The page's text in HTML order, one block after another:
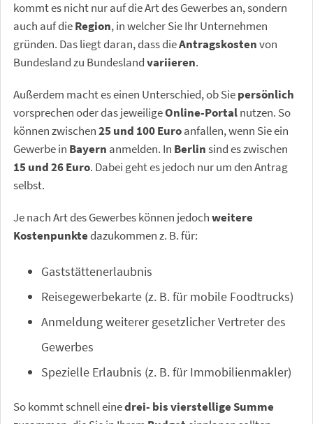
kommt es nicht nur auf die Art des Gewerbes an, sondern
auch auf dieRegion, in welcher Sie Ihr Unternehmen
gründen. Das liegt daran, dass dieAntragskostenvon
Bundesland zu Bundeslandvariieren.
Außerdem macht es einen Unterschied, ob Siepersönlich
vorsprechen oder das jeweiligeOnline-Portalnutzen. So
können zwischen25 und 100 Euroanfallen, wenn Sie ein
Gewerbe in Bayern anmelden. In Berlinsind es zwischen
15 und 26 Euro. Dabei geht es jedoch nur um den Antrag
selbst.
Je nach Art des Gewerbes können jedochweitere
Kostenpunktedazukommen z. B. für:
Gaststättenerlaubnis
Reisegewerbekarte (z. B. für mobile Foodtrucks)
Anmeldung weiterer gesetzlicher Vertreter des
Gewerbes
Spezielle Erlaubnis (z. B. für Immobilienmakler)
So kommt schnell einedrei- bis vierstellige Summe